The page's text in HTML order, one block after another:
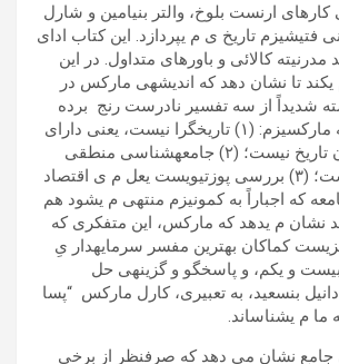
ارنست بلوخ، والتر بنيامين و شارل
فتيشيزم تاريخ ی م یپردازد. اين کتاب ادای
کالائی و باورھای متداول. در اين
یکند تا نشان دھد که انديشهی مارکس در
از سه تفسير نادرست رنج برده
است؛ بدين معنا که مارکسيزم: (١) تاريخگرا نيست، يعنی دارای
ي ک فلسفهی پايان تاريخ نيست؛ (٢) جامعهشناسی منطقی
آمپريک طبقات نيست؛ (٣) بررسی پوزتيويست یعل م ی اقتصاد
که اجباراً به کمونيزم منتھی م یشود ھم
نشان م یدھد که مارکس، اين متفکری که
کماکان بھترين مفسر سرمايهدار یِ
و يکم، و پاسخگو و گزينهی حل
بنسعيد، به تعبيری، کارل مارکس “پسا
ما م یشناساند.
جامع نشان می دھد که صرفنظر از برخی